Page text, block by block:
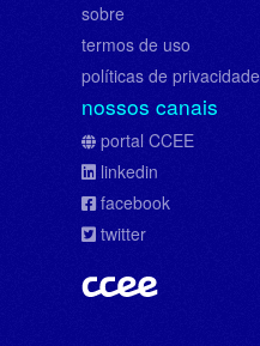
sobre
termos de uso
políticas de privacidade
nossos canais
portal CCEE
linkedin
facebook
twitter